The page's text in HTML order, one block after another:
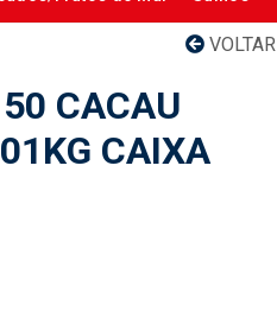
VOLTAR
CACAU
CAIXA